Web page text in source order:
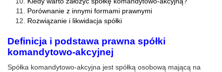
Porównanie z innymi formami prawnymi
Rozwiązanie i likwidacja spółki
Definicja i podstawa prawna spółki
komandytowo-akcyjnej
Spółka komandytowo-akcyjna jest spółką osobową mającą na